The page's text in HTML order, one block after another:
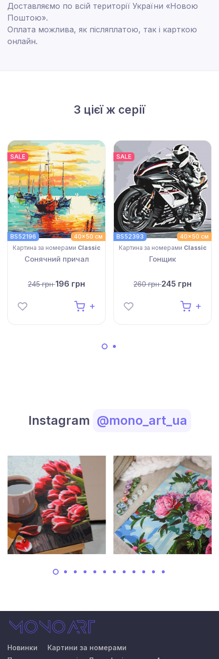
Доставляємо по всій території України «Новою
Поштою».
Оплата можлива, як післяплатою, так і карткою
онлайн.
З цієї ж серії
SALE
40x50 см
BS52196
Картина за номерами Classic
Сонячний причал
245 грн196 грн
SALE
40x50 см
BS52393
Картина за номерами Classic
Гонщик
260 грн245 грн
Instagram @mono_art_ua
Новинки
Картини за номерами